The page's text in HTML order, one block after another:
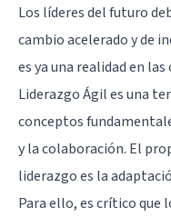
Los líderes del futuro
cambio acelerado y de
es ya una realidad en
Liderazgo Ágil es una
conceptos
y la colaboración. El
liderazgo es la
Para ello, es crítico que